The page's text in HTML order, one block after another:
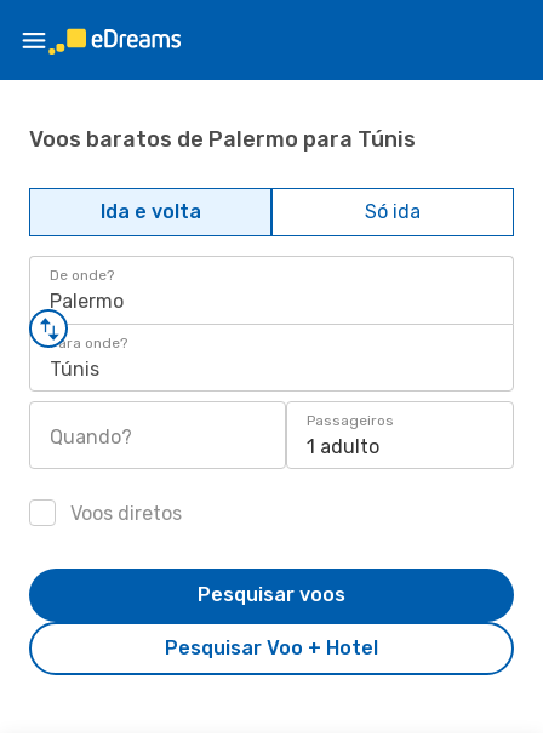
Voos baratos de Palermo para Túnis
Ida e volta Só ida
De onde?
Palermo
Para onde?
Túnis
Quando?
Passageiros
1 adulto
Voos diretos
Pesquisar Voo + Hotel
Pesquisar voos